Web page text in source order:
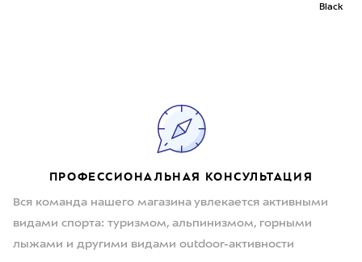
Black
ПРОФЕССИОНАЛЬНАЯ КОНСУЛЬТАЦИЯ
Вся команда нашего магазина увлекается активными
видами спорта: туризмом, альпинизмом, горными
лыжами и другими видами outdoor-активности